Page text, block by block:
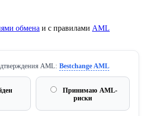
обмена и с правилами AML
AML: Bestchange AML
Принимаю AML-
риски